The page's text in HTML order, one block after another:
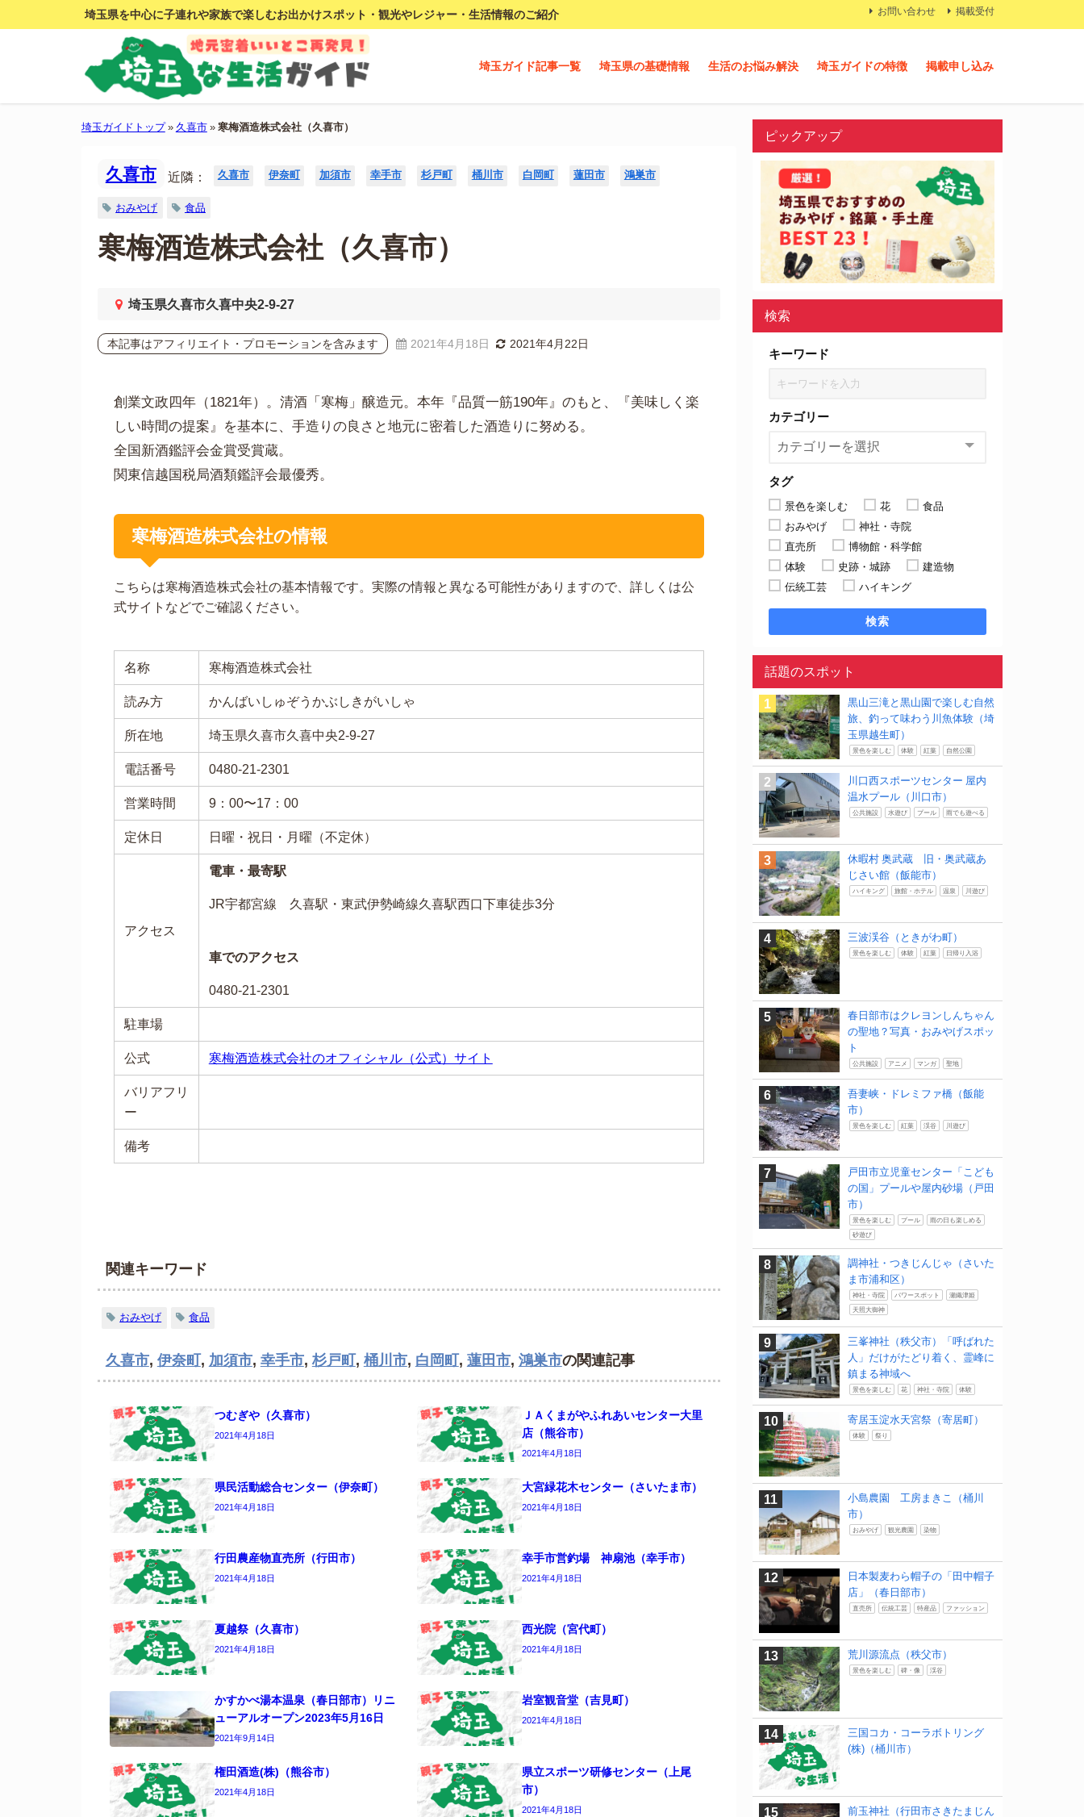
埼玉県を中心に子連れや家族で楽しむお出かけスポット・観光やレジャー・生活情報のご紹介 お問い合わせ 掲載受付
埼玉ガイド記事一覧 埼玉県の基礎情報 生活のお悩み解決 埼玉ガイドの特徴 掲載申し込み
埼玉ガイドトップ» 久喜市» 寒梅酒造株式会社（久喜市）
久喜市 近隣： 久喜市 伊奈町 加須市 幸手市 杉戸町 桶川市 白岡町 蓮田市 鴻巣市
おみやげ 食品
寒梅酒造株式会社（久喜市）
埼玉県久喜市久喜中央2-9-27
本記事はアフィリエイト・プロモーションを含みます 2021年4月18日 2021年4月22日
創業文政四年（1821年）。清酒「寒梅」醸造元。本年『品質一筋190年』のもと、『美味しく楽
しい時間の提案』を基本に、手造りの良さと地元に密着した酒造りに努める。
全国新酒鑑評会金賞受賞蔵。
関東信越国税局酒類鑑評会最優秀。
寒梅酒造株式会社の情報
こちらは寒梅酒造株式会社の基本情報です。実際の情報と異なる可能性がありますので、詳しくは公
式サイトなどでご確認ください。
名称 寒梅酒造株式会社
読み方 かんばいしゅぞうかぶしきがいしゃ
所在地 埼玉県久喜市久喜中央2-9-27
電話番号 0480-21-2301
営業時間 9：00〜17：00
定休日 日曜・祝日・月曜（不定休）
アクセス
電車・最寄駅
JR宇都宮線 久喜駅・東武伊勢崎線久喜駅西口下車徒歩3分
車でのアクセス
0480-21-2301
駐車場
公式 寒梅酒造株式会社のオフィシャル（公式）サイト
バリアフリ
ー
備考
関連キーワード
おみやげ 食品
久喜市, 伊奈町 , 加須市, 幸手市, 杉戸町 , 桶川市, 白岡町 , 蓮田市, 鴻巣市の関連記事
つむぎや（久喜市）
2021年4月18日
ＪＡくまがやふれあいセンター大里
店（熊谷市）
2021年4月18日
県民活動総合センター（伊奈町）
2021年4月18日
大宮緑花木センター（さいたま市）
2021年4月18日
行田農産物直売所（行田市）
2021年4月18日
幸手市営釣場 神扇池（幸手市）
2021年4月18日
夏越祭（久喜市）
2021年4月18日
西光院（宮代町）
2021年4月18日
かすかべ湯本温泉（春日部市）リニ
ューアルオープン2023年5月16日
2021年9月14日
岩室観音堂（吉見町）
2021年4月18日
権田酒造(株)（熊谷市）
2021年4月18日
県立スポーツ研修センター（上尾
市）
2021年4月18日
ピックアップ
検索
キーワード
カテゴリー
タグ
景色を楽しむ 花
食品
おみやげ
神社・寺院
直売所
博物館・科学館
体験
史跡・城跡
建造物
伝統工芸
ハイキング
検索
話題のスポット
黒山三滝と黒山園で楽しむ自然
旅、釣って味わう川魚体験（埼
玉県越生町）
景色を楽しむ 体験 紅葉 自然公園
川口西スポーツセンター 屋内
温水プール（川口市）
公共施設 水遊び プール 雨でも遊べる
休暇村 奥武蔵 旧・奥武蔵あ
じさい館（飯能市）
ハイキング 旅館・ホテル 温泉 川遊び
三波渓谷（ときがわ町）
景色を楽しむ 体験 紅葉 日帰り入浴
春日部市はクレヨンしんちゃん
の聖地？写真・おみやげスポッ
ト
公共施設 アニメ マンガ 聖地
吾妻峡・ドレミファ橋（飯能
市）
景色を楽しむ 紅葉 渓谷 川遊び
戸田市立児童センター「こども
の国」プールや屋内砂場（戸田
市）
景色を楽しむ プール 雨の日も楽しめる
砂遊び
調神社・つきじんじゃ（さいた
ま市浦和区）
神社・寺院 パワースポット 瀬織津姫
天照大御神
三峯神社（秩父市）「呼ばれた
人」だけがたどり着く、霊峰に
鎮まる神域へ
景色を楽しむ 花 神社・寺院 体験
寄居玉淀水天宮祭（寄居町）
体験 祭り
小島農園 工房まきこ（桶川
市）
おみやげ 観光農園 染物
日本製麦わら帽子の「田中帽子
店」（春日部市）
直売所 伝統工芸 特産品 ファッション
荒川源流点（秩父市）
景色を楽しむ 碑・像 渓谷
三国コカ・コーラボトリング
(株)（桶川市）
前玉神社（行田市さきたまじん